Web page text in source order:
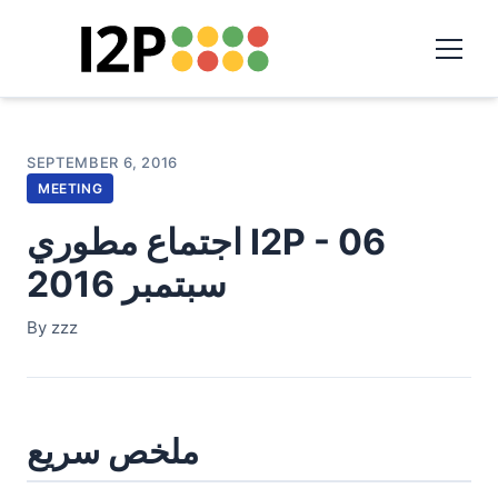
SEPTEMBER 6, 2016
MEETING
اجتماع مطوري I2P - 06
سبتمبر 2016
By zzz
ملخص سريع